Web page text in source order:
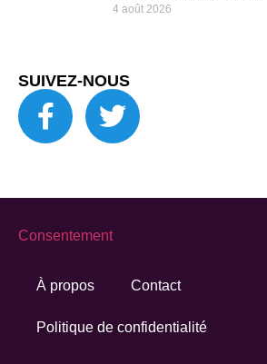
4 août 2026
SUIVEZ-NOUS
À propos Contact
Politique de confidentialité
Consentement